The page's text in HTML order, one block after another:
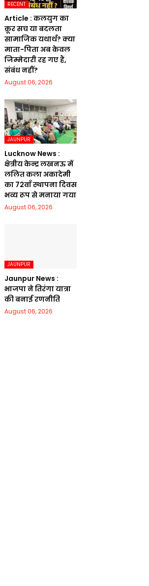
RECENT
Article : कलयुग का
क्रूर सच या बदलता
सामाजिक यथार्थ? क्या
माता-पिता अब केवल
जिम्मेदारी रह गए हैं,
संबंध नहीं?
August 06, 2026
JAUNPUR
Lucknow News :
क्षेत्रीय केन्द्र लखनऊ में
ललित कला अकादेमी
का 72वाॅं स्थापना दिवस
भव्य रूप से मनाया गया
August 06, 2026
JAUNPUR
Jaunpur News :
भाजपा ने तिरंगा यात्रा
की बनाई रणनीति
August 06, 2026